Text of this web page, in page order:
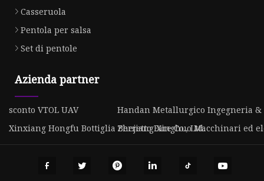
Casseruola
Pentola per salsa
Set di pentole
Azienda partner
sconto VTOL UAV
Handan Metallurgico Ingegneria &
Xinxiang Hongfu Bottiglia Berretto Fare Co., Ltd.
Zhejiang Xinghuo Macchinari ed